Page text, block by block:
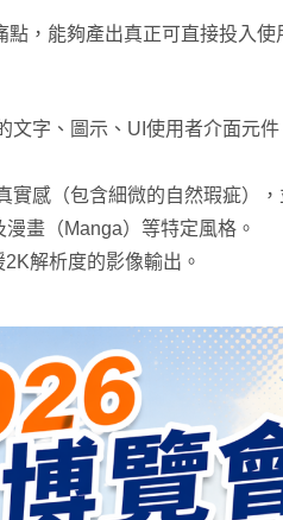
，能夠產出真正可直接投入使
文字、圖示、UI使用者介面元
實感（包含細微的自然瑕疵）
畫（Manga）等特定風格。
解析度的影像輸出。